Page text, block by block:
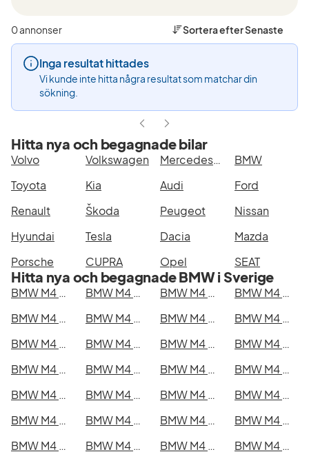
0 annonser Sortera efterSenaste
Inga resultat hittades
Vi kunde inte hitta några resultat som matchar din
sökning.
Hitta nya och begagnade bilar
Volvo Volkswagen Mercedes-Benz
BMW
Toyota
Kia Audi
Ford
Renault
Škoda Peugeot
Nissan
Hyundai
Tesla Dacia
Mazda
Porsche
CUPRA Opel SEAT
Hitta nya och begagnade BMW i Sverige
BMW M4 Competition xDrive Coupé i Stockholm BMW M4 Competition xDrive Coupé i Göteborg BMW M4 Competition xDrive Coupé i Helsingborg
BMW M4 Competition xDrive Coupé i Jönköping
BMW M4 Competition xDrive Coupé i Malmö
BMW M4 Competition xDrive Coupé i Örebro BMW M4 Competition xDrive Coupé i Norrköping
BMW M4 Competition xDrive Coupé i Linköping
BMW M4 Competition xDrive Coupé i Uppsala
BMW M4 Competition xDrive Coupé i Västerås BMW M4 Competition xDrive Coupé i Halmstad
BMW M4 Competition xDrive Coupé i Växjö
BMW M4 Competition xDrive Coupé i Eskilstuna
BMW M4 Competition xDrive Coupé i Kalmar BMW M4 Competition xDrive Coupé i Karlskrona
BMW M4 Competition xDrive Coupé i Karlstad
BMW M4 Competition xDrive Coupé i Kristianstad
BMW M4 Competition xDrive Coupé i Sundsvall BMW M4 Competition xDrive Coupé i Umeå
BMW M4 Competition xDrive Coupé i Varberg
BMW M4 Competition xDrive Coupé i Borås
BMW M4 Competition xDrive Coupé i Falkenberg BMW M4 Competition xDrive Coupé i Gävle
BMW M4 Competition xDrive Coupé i Luleå
BMW M4 Competition xDrive Coupé i Lund
BMW M4 Competition xDrive Coupé i Mönsterås BMW M4 Competition xDrive Coupé i Uddevalla
BMW M4 Competition xDrive Coupé i Västervik